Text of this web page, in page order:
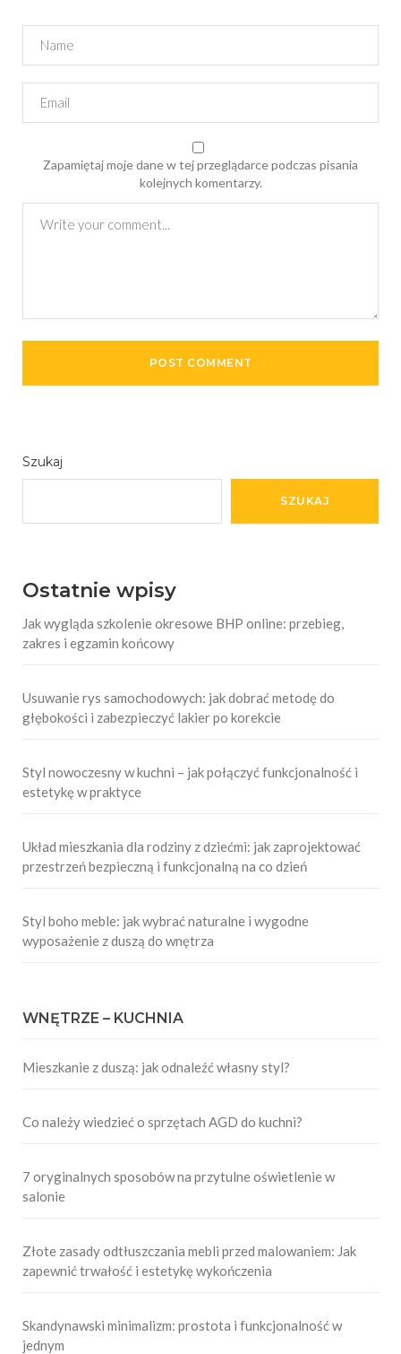
Zapamiętaj moje dane w tej przeglądarce podczas pisania
kolejnych komentarzy.
Szukaj
SZUKAJ
Ostatnie wpisy
Jak wygląda szkolenie okresowe BHP online: przebieg,
zakres i egzamin końcowy
Usuwanie rys samochodowych: jak dobrać metodę do
głębokości i zabezpieczyć lakier po korekcie
Styl nowoczesny w kuchni – jak połączyć funkcjonalność i
estetykę w praktyce
Układ mieszkania dla rodziny z dziećmi: jak zaprojektować
przestrzeń bezpieczną i funkcjonalną na co dzień
Styl boho meble: jak wybrać naturalne i wygodne
wyposażenie z duszą do wnętrza
WNĘTRZE – KUCHNIA
Mieszkanie z duszą: jak odnaleźć własny styl?
Co należy wiedzieć o sprzętach AGD do kuchni?
7 oryginalnych sposobów na przytulne oświetlenie w
salonie
Złote zasady odtłuszczania mebli przed malowaniem: Jak
zapewnić trwałość i estetykę wykończenia
Skandynawski minimalizm: prostota i funkcjonalność w
jednym